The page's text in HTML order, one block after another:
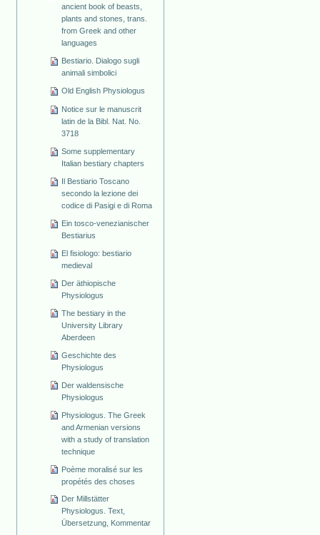
ancient book of beasts,
plants and stones, trans.
from Greek and other
languages
Bestiario. Dialogo sugli
animali simbolici
Old English Physiologus
Notice sur le manuscrit
latin de la Bibl. Nat. No.
3718
Some supplementary
Italian bestiary chapters
Il Bestiario Toscano
secondo la lezione dei
codice di Pasigi e di Roma
Ein tosco-venezianischer
Bestiarius
El fisiologo: bestiario
medieval
Der äthiopische
Physiologus
The bestiary in the
University Library
Aberdeen
Geschichte des
Physiologus
Der waldensische
Physiologus
Physiologus. The Greek
and Armenian versions
with a study of translation
technique
Poème moralisé sur les
propétés des choses
Der Millstätter
Physiologus. Text,
Übersetzung, Kommentar